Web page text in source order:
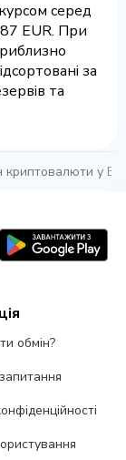
серед
EUR. При
за
та
криптовалюти у
обмін?